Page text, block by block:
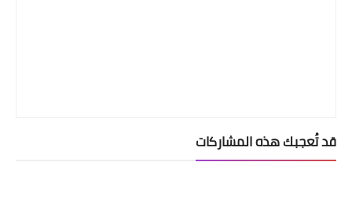
قد تُعجبك هذه المشاركات